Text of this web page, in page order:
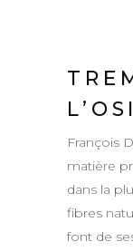
François
matière
dans la
fibres
font de